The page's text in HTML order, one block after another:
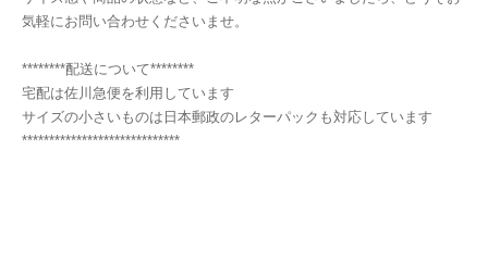
気軽にお問い合わせくださいませ。
********配送について********
宅配は佐川急便を利用しています
サイズの小さいものは日本郵政のレターパックも対応しています
*****************************